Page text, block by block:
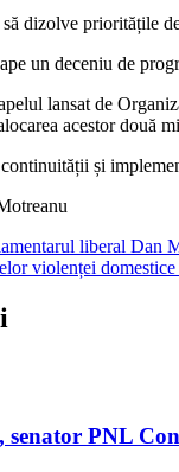
să dizolve prioritățile
un deceniu de
lansat de
acestor două
și
liberal Dan
violenței domestice
PNL